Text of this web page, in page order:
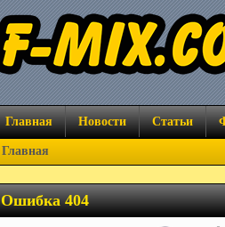
Главная Новости Статьи
Главная
Ошибка 404